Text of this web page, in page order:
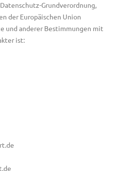
Grundverordnung,
der Europäischen Union
und anderer Bestimmungen mit
ist: